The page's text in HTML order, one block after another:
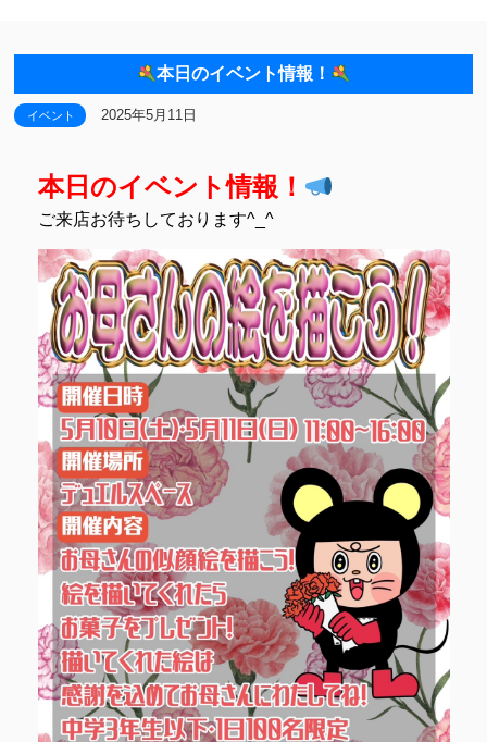
本日のイベント情報！
イベント 2025年5月11日
本日のイベント情報！
ご来店お待ちしております^_^